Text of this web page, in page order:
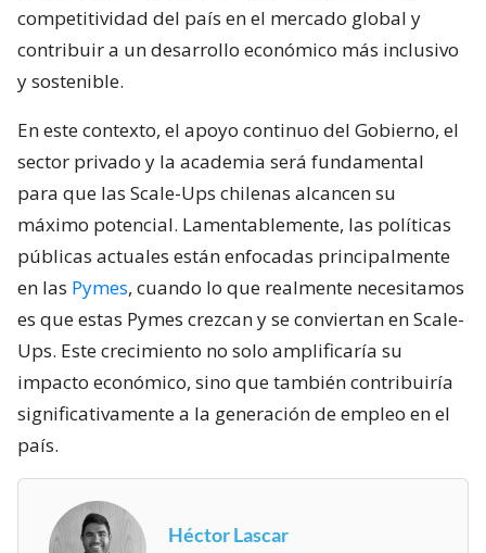
competitividad del país en el mercado global y
contribuir a un desarrollo económico más inclusivo
y sostenible.
En este contexto, el apoyo continuo del Gobierno, el
sector privado y la academia será fundamental
para que las Scale-Ups chilenas alcancen su
máximo potencial. Lamentablemente, las políticas
públicas actuales están enfocadas principalmente
en las Pymes, cuando lo que realmente necesitamos
es que estas Pymes crezcan y se conviertan en Scale-
Ups. Este crecimiento no solo amplificaría su
impacto económico, sino que también contribuiría
significativamente a la generación de empleo en el
país.
Héctor Lascar